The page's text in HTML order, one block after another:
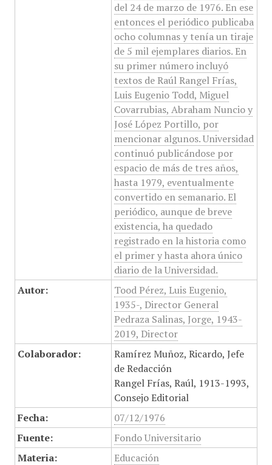
del 24 de marzo de 1976. En ese
entonces el periódico publicaba
ocho columnas y tenía un tiraje
de 5 mil ejemplares diarios. En
su primer número incluyó
textos de Raúl Rangel Frías,
Luis Eugenio Todd, Miguel
Covarrubias, Abraham Nuncio y
José López Portillo, por
mencionar algunos. Universidad
continuó publicándose por
espacio de más de tres años,
hasta 1979, eventualmente
convertido en semanario. El
periódico, aunque de breve
existencia, ha quedado
registrado en la historia como
el primer y hasta ahora único
diario de la Universidad.
Autor:
Tood Pérez, Luis Eugenio,
1935-, Director General
Pedraza Salinas, Jorge, 1943-
2019, Director
Colaborador:
Ramírez Muñoz, Ricardo, Jefe
de Redacción
Rangel Frías, Raúl, 1913-1993,
Consejo Editorial
Fecha:
07/12/1976
Fuente:
Fondo Universitario
Materia:
Educación